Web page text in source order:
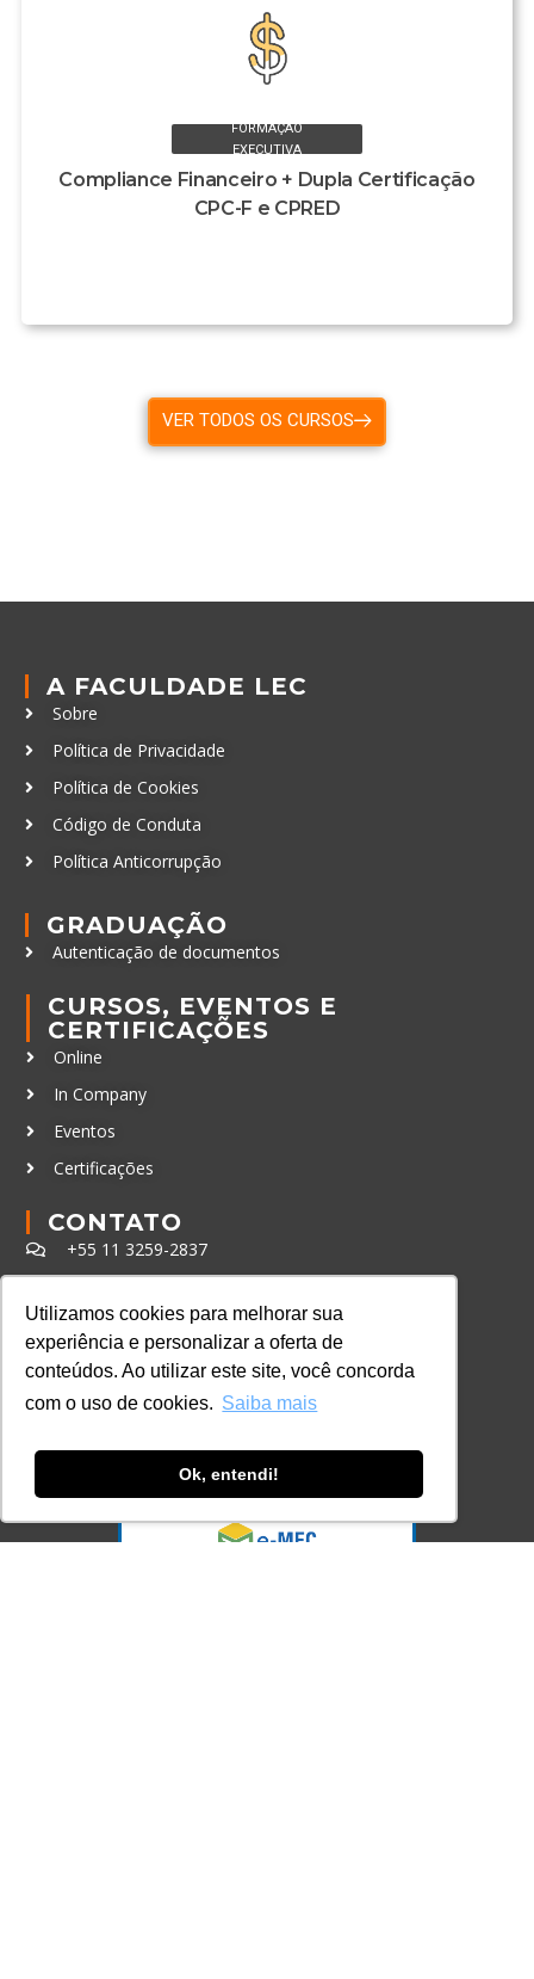
Utilizamos cookies para melhorar sua
experiência e personalizar a oferta de
conteúdos. Ao utilizar este site, você concorda
com o uso de cookies. Saiba mais
Ok, entendi!
FORMAÇÃO
EXECUTIVA
Compliance Financeiro + Dupla Certificação
CPC-F e CPRED
VER TODOS OS CURSOS
A FACULDADE LEC
Sobre
Política de Privacidade
Política de Cookies
Código de Conduta
Política Anticorrupção
GRADUAÇÃO
Autenticação de documentos
CURSOS, EVENTOS E
CERTIFICAÇÕES
Online
In Company
Eventos
Certificações
CONTATO
+55 11 3259-2837
contato@lec.com.br
Ferramenta Antifraude